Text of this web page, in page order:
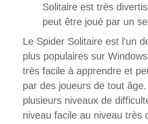
Solitaire est très
peut être joué par un
Le Spider Solitaire est l'un
plus populaires sur
très facile à apprendre et
par des joueurs de tout
plusieurs niveaux de
niveau facile au niveau très